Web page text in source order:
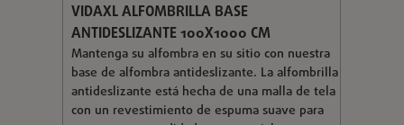
VIDAXL ALFOMBRILLA BASE
ANTIDESLIZANTE 100X1000 CM
Mantenga su alfombra en su sitio con nuestra
base de alfombra antideslizante. La alfombrilla
antideslizante está hecha de una malla de tela
con un revestimiento de espuma suave para